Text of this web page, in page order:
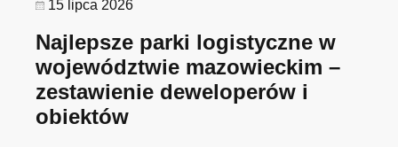
15 lipca 2026
Najlepsze parki logistyczne w
województwie mazowieckim –
zestawienie deweloperów i
obiektów